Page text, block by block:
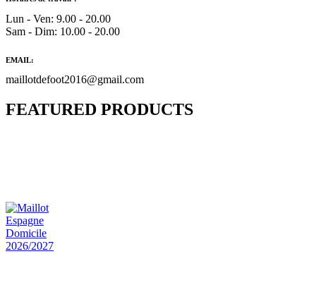
Lun - Ven: 9.00 - 20.00
Sam - Dim: 10.00 - 20.00
EMAIL:
maillotdefoot2016@gmail.com
FEATURED PRODUCTS